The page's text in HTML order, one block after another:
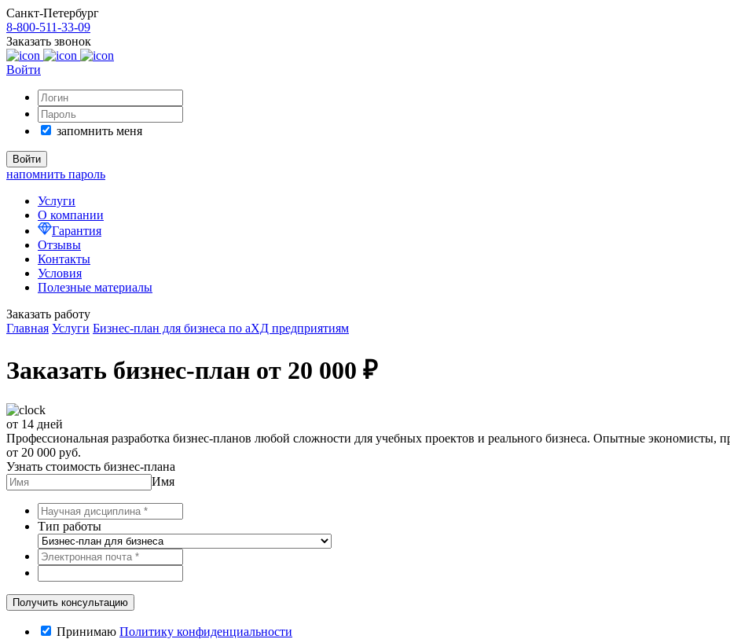
Санкт-Петербург
8-800-511-33-09
Заказать звонок
Войти
запомнить меня
напомнить пароль
Услуги
О компании
Гарантия
Отзывы
Контакты
Условия
Полезные материалы
Заказать работу
Главная Услуги Бизнес-план для бизнеса по аХД предприятиям
Заказать бизнес-план от 20 000 ₽
от 14 дней
Профессиональная разработка бизнес-планов любой сложности для учебных проектов и реального бизнеса. Опытные
от 20 000 руб.
Узнать стоимость бизнес-плана
Имя
Тип работы
Принимаю Политику конфиденциальности